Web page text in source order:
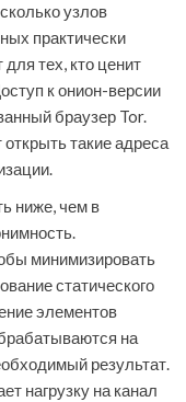
узлов
практически
тех, кто ценит
к онион-версии
браузер Tor.
такие адреса
ниже, чем в
минимизировать
статического
элементов
на
результат.
нагрузку на канал